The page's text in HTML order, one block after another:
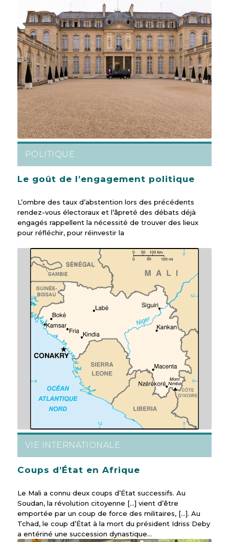
POLITIQUE
Le goût de l’engagement politique
L’ombre des taux d’abstention lors des précédents
rendez-vous électoraux et l’âpreté des débats déjà
engagés rappellent la nécessité de trouver des lieux
pour réfléchir, pour réinvestir la
VIE INTERNATIONALE
Coups d’État en Afrique
Le Mali a connu deux coups d’État successifs. Au
Soudan, la révolution citoyenne [...] vient d’être
emportée par un coup de force des militaires, [...]. Au
Tchad, le coup d’État à la mort du président Idriss Deby
a entériné une succession dynastique...